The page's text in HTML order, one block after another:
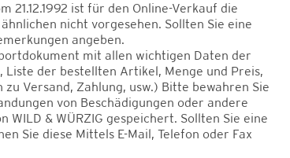
21.12.1992 ist für den Online-Verkauf die
nicht vorgesehen. Sollten Sie eine
angeben.
mit allen wichtigen Daten der
der bestellten Artikel, Menge und Preis,
Versand, Zahlung, usw.) Bitte bewahren Sie
von Beschädigungen oder andere
& WÜRZIG gespeichert. Sollten Sie eine
Sie diese Mittels E-Mail, Telefon oder Fax